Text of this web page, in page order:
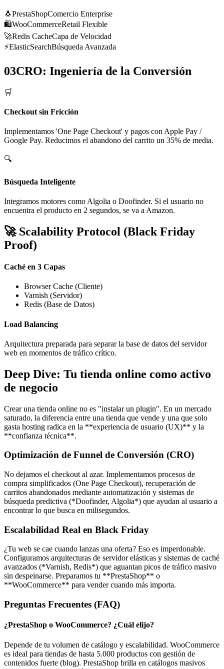
🐧PrestaShopComercio Enterprise
🛍️WooCommerceRetail Flexible
🚀Redis CacheCapa de Velocidad
⚡ElasticSearchBúsqueda Avanzada
03CRO: Ingeniería de la Conversión
🛒
Checkout sin Fricción
Implementamos 'One Page Checkout' y pagos con Apple Pay /
Google Pay. Reducimos el abandono del carrito un 35% de media.
🔍
Búsqueda Inteligente
Integramos motores como Algolia o Doofinder. Si el usuario no
encuentra el producto en 2 segundos, se va a Amazon.
🚀Scalability Protocol (Black Friday
Proof)
Caché en 3 Capas
Browser Cache (Cliente)
Varnish (Servidor)
Redis (Base de Datos)
Load Balancing
Arquitectura preparada para separar la base de datos del servidor
web en momentos de tráfico crítico.
Deep Dive: Tu tienda online como activo
de negocio
Crear una tienda online no es "instalar un plugin". En un mercado
saturado, la diferencia entre una tienda que vende y una que solo
gasta hosting radica en la **experiencia de usuario (UX)** y la
**confianza técnica**.
Optimización de Funnel de Conversión (CRO)
No dejamos el checkout al azar. Implementamos procesos de
compra simplificados (One Page Checkout), recuperación de
carritos abandonados mediante automatización y sistemas de
búsqueda predictiva (*Doofinder, Algolia*) que ayudan al usuario a
encontrar lo que busca en milisegundos.
Escalabilidad Real en Black Friday
¿Tu web se cae cuando lanzas una oferta? Eso es imperdonable.
Configuramos arquitecturas de servidor elásticas y sistemas de caché
avanzados (*Varnish, Redis*) que aguantan picos de tráfico masivo
sin despeinarse. Preparamos tu **PrestaShop** o
**WooCommerce** para vender cuando más importa.
Preguntas Frecuentes (FAQ)
¿PrestaShop o WooCommerce? ¿Cuál elijo?
Depende de tu volumen de catálogo y escalabilidad. WooCommerce
es ideal para tiendas de hasta 5.000 productos con gestión de
contenidos fuerte (blog). PrestaShop brilla en catálogos masivos